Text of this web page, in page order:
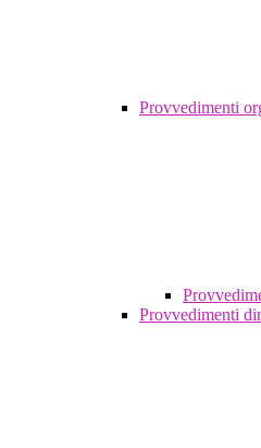
Provvedimenti
Provvedimenti